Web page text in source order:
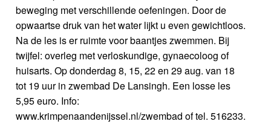
beweging met verschillende oefeningen. Door de
opwaartse druk van het water lijkt u even gewichtloos.
Na de les is er ruimte voor baantjes zwemmen. Bij
twijfel: overleg met verloskundige, gynaecoloog of
huisarts. Op donderdag 8, 15, 22 en 29 aug. van 18
tot 19 uur in zwembad De Lansingh. Een losse les
5,95 euro. Info:
www.krimpenaandenijssel.nl/zwembad of tel. 516233.